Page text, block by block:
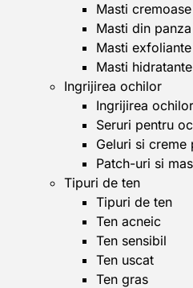
Masti cremoase
Masti din panza
Masti exfoliante
Masti hidratante
Ingrijirea ochilor
Ingrijirea ochilor
Seruri pentru
Geluri si creme
Patch-uri si
Tipuri de ten
Tipuri de ten
Ten acneic
Ten sensibil
Ten uscat
Ten gras